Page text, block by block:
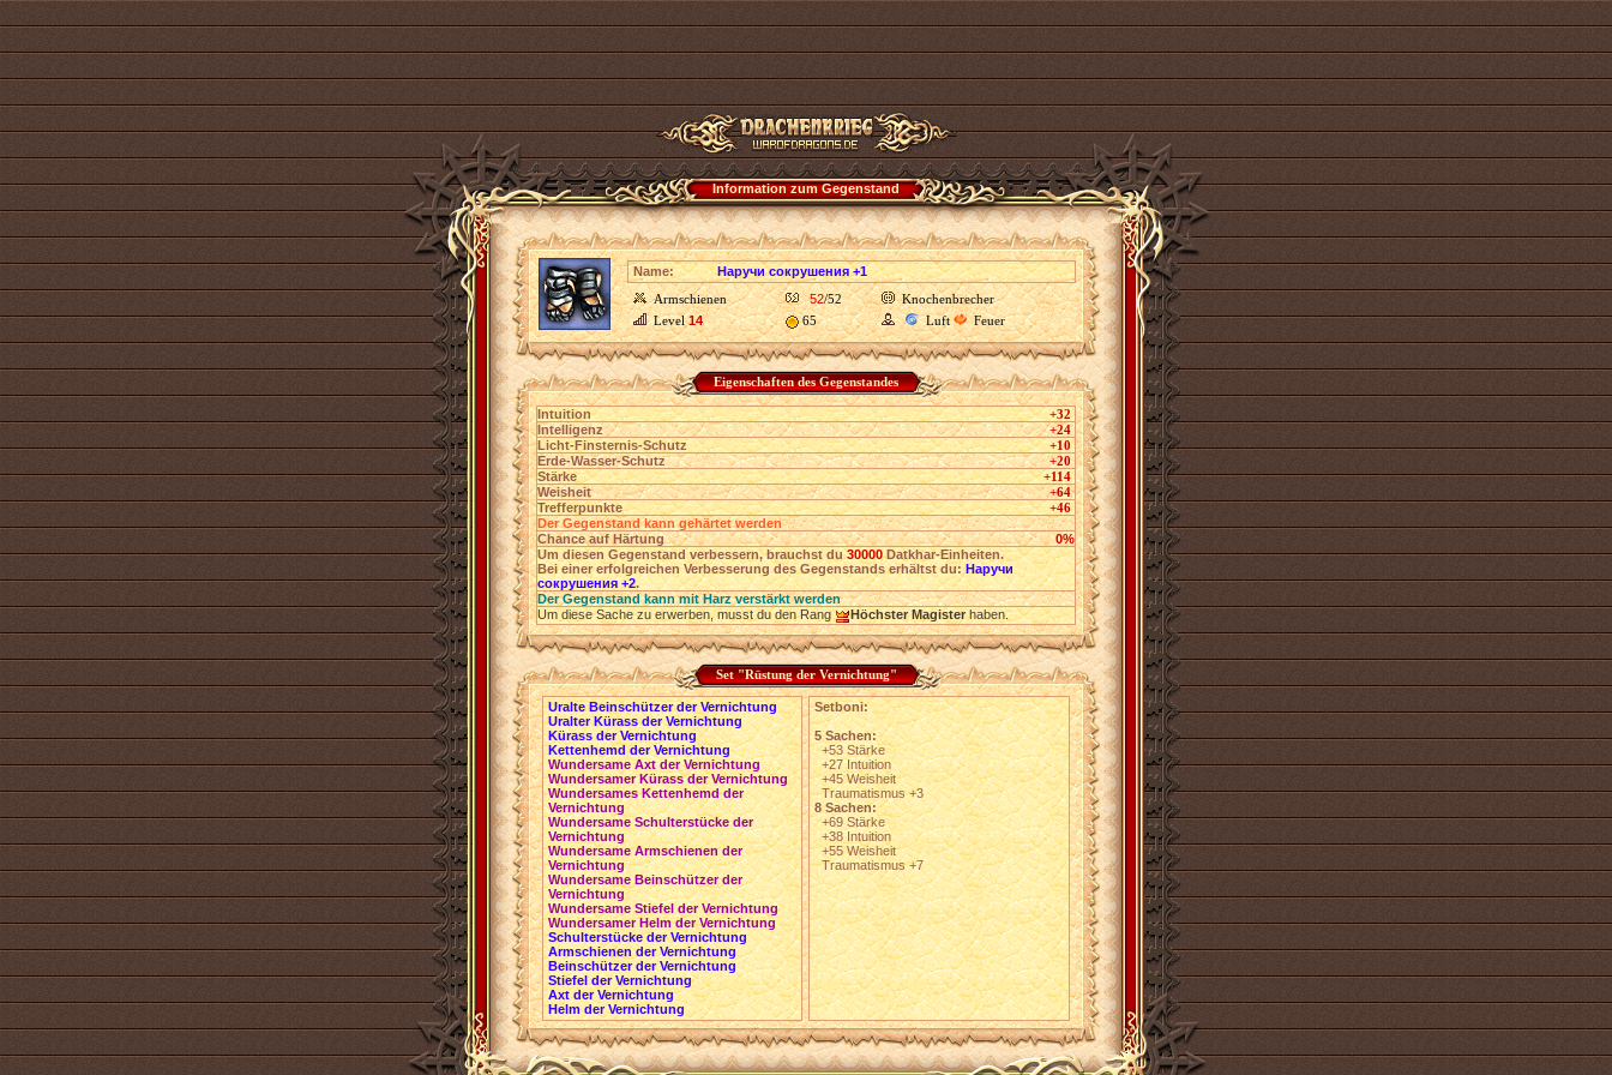
Information zum Gegenstand
Name:
Наручи сокрушения +1
Armschienen
52/52
Knochenbrecher
Level14 65 Luft Feuer
Eigenschaften des Gegenstandes
Intuition
+32
Intelligenz
+24
Licht-Finsternis-Schutz
+10
Erde-Wasser-Schutz
+20
Stärke
+114
Weisheit
+64
Trefferpunkte
+46
Der Gegenstand kann gehärtet werden
Chance auf Härtung
0%
Um diesen Gegenstand verbessern, brauchst du30000Datkhar-Einheiten.
Bei einer erfolgreichen Verbesserung des Gegenstands erhältst du:Наручи
сокрушения +2.
Der Gegenstand kann mit Harz verstärkt werden
Um diese Sache zu erwerben, musst du den Rang
Höchster Magisterhaben.
Set "Rüstung der Vernichtung"
Uralte Beinschützer der Vernichtung
Uralter Kürass der Vernichtung
Kürass der Vernichtung
Kettenhemd der Vernichtung
Wundersame Axt der Vernichtung
Wundersamer Kürass der Vernichtung
Wundersames Kettenhemd der
Vernichtung
Wundersame Schulterstücke der
Vernichtung
Wundersame Armschienen der
Vernichtung
Wundersame Beinschützer der
Vernichtung
Wundersame Stiefel der Vernichtung
Wundersamer Helm der Vernichtung
Schulterstücke der Vernichtung
Armschienen der Vernichtung
Beinschützer der Vernichtung
Stiefel der Vernichtung
Axt der Vernichtung
Helm der Vernichtung
Setboni:
5 Sachen:
+53 Stärke
+27 Intuition
+45 Weisheit
Traumatismus +3
8 Sachen:
+69 Stärke
+38 Intuition
+55 Weisheit
Traumatismus +7